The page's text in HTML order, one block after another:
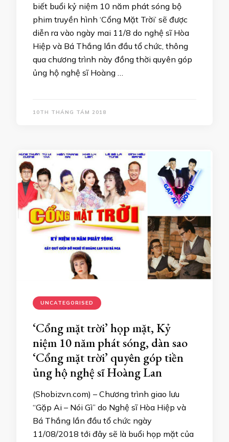
biết buổi kỷ niệm 10 năm phát sóng bộ
phim truyền hình ‘Cổng Mặt Trời’ sẽ được
diễn ra vào ngày mai 11/8 do nghệ sĩ Hòa
Hiệp và Bá Thắng lần đầu tổ chức, thông
qua chương trình này đồng thời quyên góp
ủng hộ nghệ sĩ Hoàng …
10TH THÁNG TÁM 2018
UNCATEGORISED
‘Cổng mặt trời’ họp mặt, Kỷ
niệm 10 năm phát sóng, dàn sao
‘Cổng mặt trời’ quyên góp tiền
ủng hộ nghệ sĩ Hoàng Lan
(Shobizvn.com) – Chương trình giao lưu
“Gặp Ai – Nói Gì” do Nghệ sĩ Hòa Hiệp và
Bá Thắng lần đầu tổ chức ngày
11/08/2018 tới đây sẽ là buổi họp mặt của